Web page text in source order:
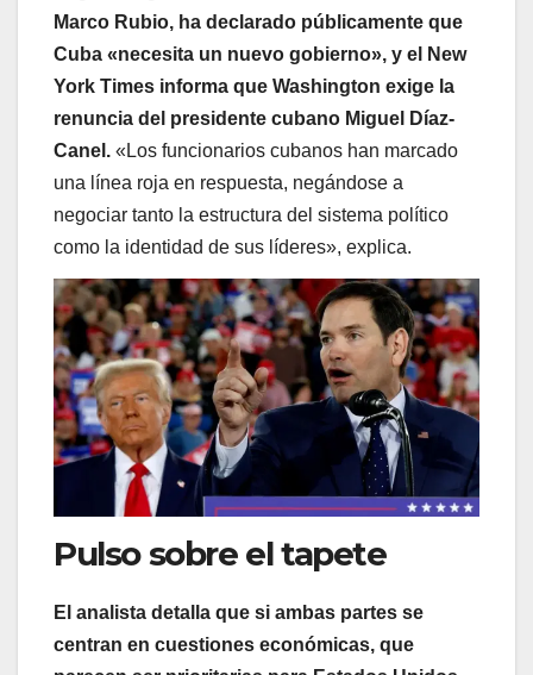
Marco Rubio, ha declarado públicamente que
Cuba «necesita un nuevo gobierno», y el New
York Times informa que Washington exige la
renuncia del presidente cubano Miguel Díaz-
Canel. «Los funcionarios cubanos han marcado
una línea roja en respuesta, negándose a
negociar tanto la estructura del sistema político
como la identidad de sus líderes», explica.
Pulso sobre el tapete
El analista detalla que si ambas partes se
centran en cuestiones económicas, que